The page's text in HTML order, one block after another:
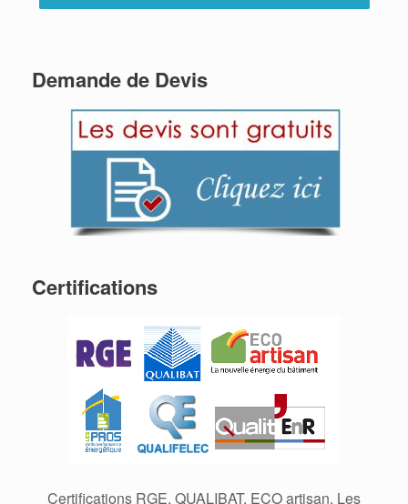
Demande de Devis
Certifications
Certifications RGE, QUALIBAT, ECO artisan, Les